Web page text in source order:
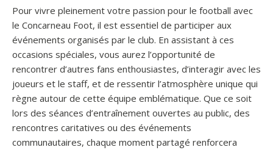
Pour vivre pleinement votre passion pour le football avec
le Concarneau Foot, il est essentiel de participer aux
événements organisés par le club. En assistant à ces
occasions spéciales, vous aurez l’opportunité de
rencontrer d’autres fans enthousiastes, d’interagir avec les
joueurs et le staff, et de ressentir l’atmosphère unique qui
règne autour de cette équipe emblématique. Que ce soit
lors des séances d’entraînement ouvertes au public, des
rencontres caritatives ou des événements
communautaires, chaque moment partagé renforcera